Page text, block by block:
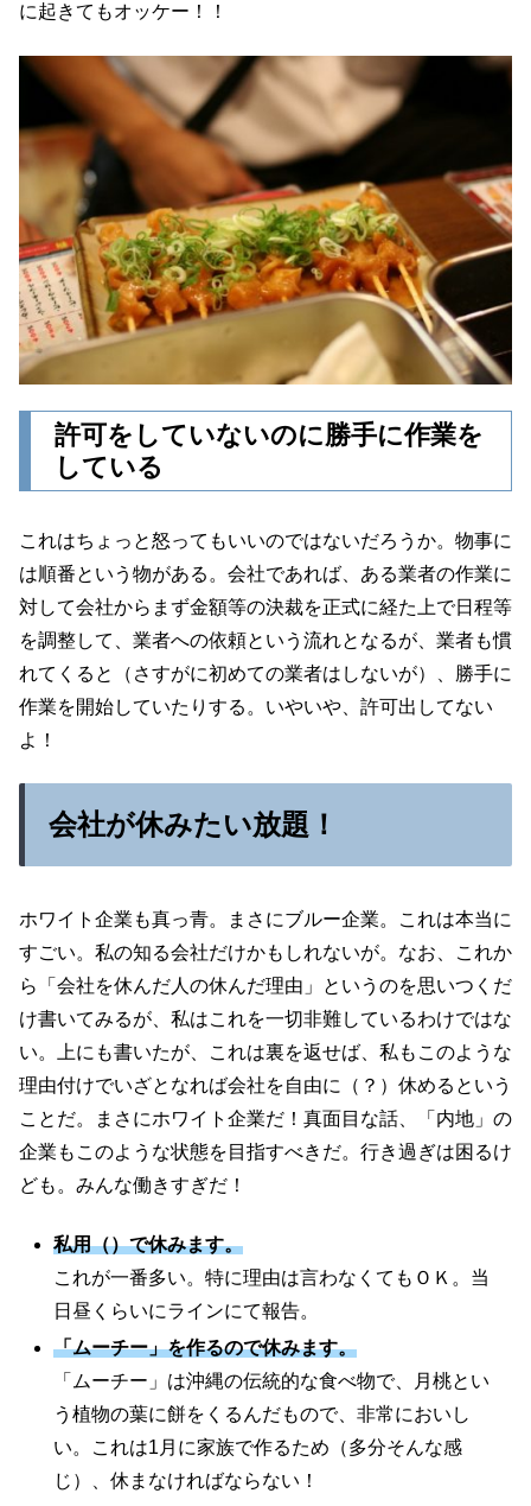
に起きてもオッケー！！
許可をしていないのに勝手に作業を
している
これはちょっと怒ってもいいのではないだろうか。物事に
は順番という物がある。会社であれば、ある業者の作業に
対して会社からまず金額等の決裁を正式に経た上で日程等
を調整して、業者への依頼という流れとなるが、業者も慣
れてくると（さすがに初めての業者はしないが）、勝手に
作業を開始していたりする。いやいや、許可出してない
よ！
会社が休みたい放題！
ホワイト企業も真っ青。まさにブルー企業。これは本当に
すごい。私の知る会社だけかもしれないが。なお、これか
ら「会社を休んだ人の休んだ理由」というのを思いつくだ
け書いてみるが、私はこれを一切非難しているわけではな
い。上にも書いたが、これは裏を返せば、私もこのような
理由付けでいざとなれば会社を自由に（？）休めるという
ことだ。まさにホワイト企業だ！真面目な話、「内地」の
企業もこのような状態を目指すべきだ。行き過ぎは困るけ
ども。みんな働きすぎだ！
私用（）で休みます。
これが一番多い。特に理由は言わなくてもＯＫ。当
日昼くらいにラインにて報告。
「ムーチー」を作るので休みます。
「ムーチー」は沖縄の伝統的な食べ物で、月桃とい
う植物の葉に餅をくるんだもので、非常においし
い。これは1月に家族で作るため（多分そんな感
じ）、休まなければならない！